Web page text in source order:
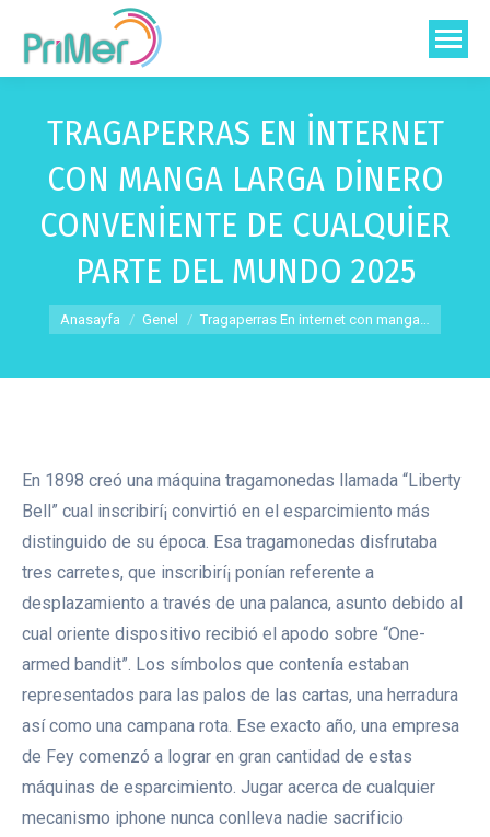
TRAGAPERRAS EN INTERNET
CON MANGA LARGA DINERO
CONVENIENTE DE CUALQUIER
PARTE DEL MUNDO 2025
You are here:
Anasayfa Genel Tragaperras En internet con manga…
En 1898 creó una máquina tragamonedas llamada “Liberty
Bell” cual inscribirí¡ convirtió en el esparcimiento más
distinguido de su época. Esa tragamonedas disfrutaba
tres carretes, que inscribirí¡ ponían referente a
desplazamiento a través de una palanca, asunto debido al
cual oriente dispositivo recibió el apodo sobre “One-
armed bandit”. Los símbolos que contenía estaban
representados para las palos de las cartas, una herradura
así­ como una campana rota. Ese exacto año, una empresa
de Fey comenzó a lograr en gran cantidad de estas
máquinas de esparcimiento. Jugar acerca de cualquier
mecanismo iphone nunca conlleva nadie sacrificio